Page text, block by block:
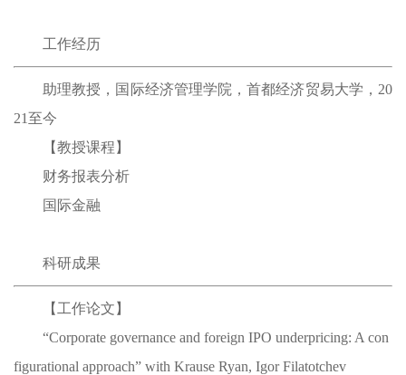
工作经历
助理教授，国际经济管理学院，首都经济贸易大学，20
21至今
【教授课程】
财务报表分析
国际金融
科研成果
【工作论文】
“Corporate governance and foreign IPO underpricing: A con
figurational approach” with Krause Ryan, Igor Filatotchev